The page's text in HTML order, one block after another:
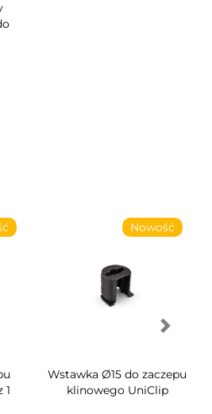
1
Nowość
Wstawka Ø15 do zaczepu
klinowego UniClip